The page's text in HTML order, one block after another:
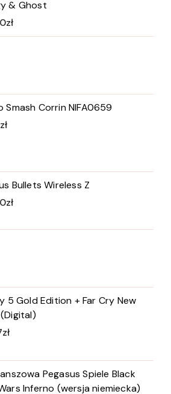
& Ghost
zł
Smash Corrin NIFA0659
zł
Bullets Wireless Z
zł
5 Gold Edition + Far Cry New
zł
Pegasus Spiele Black
Inferno (wersja niemiecka)